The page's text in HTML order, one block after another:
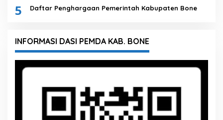
5 Daftar Penghargaan Pemerintah Kabupaten Bone
INFORMASI DASI PEMDA KAB. BONE